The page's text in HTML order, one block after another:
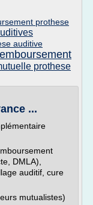
prothese
auditive
prothese
...
DMLA),
auditif, cure
mutualistes)